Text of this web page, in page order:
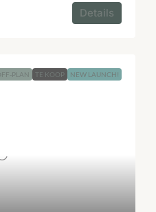
Details
PLAN TE KOOP NEW LAUNCH!